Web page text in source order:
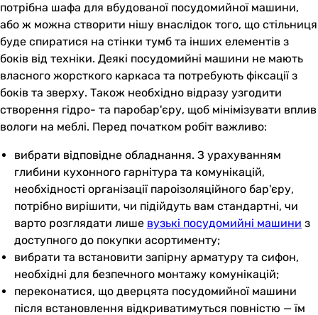
потрібна шафа для вбудованої посудомийної машини,
або ж можна створити нішу внаслідок того, що стільниця
буде спиратися на стінки тумб та інших елементів з
боків від техніки. Деякі посудомийні машини не мають
власного жорсткого каркаса та потребують фіксації з
боків та зверху. Також необхідно відразу узгодити
створення гідро- та паробар'єру, щоб мінімізувати вплив
вологи на меблі. Перед початком робіт важливо:
вибрати відповідне обладнання. З урахуванням
глибини кухонного гарнітура та комунікацій,
необхідності організації пароізоляційного бар'єру,
потрібно вирішити, чи підійдуть вам стандартні, чи
варто розглядати лише вузькі посудомийні машини з
доступного до покупки асортименту;
вибрати та встановити запірну арматуру та сифон,
необхідні для безпечного монтажу комунікацій;
переконатися, що дверцята посудомийної машини
після встановлення відкриватимуться повністю — їм